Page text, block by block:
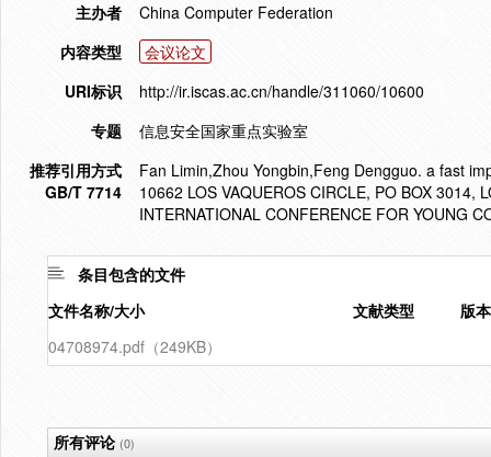
主办者
China Computer Federation
内容类型
会议论文
URI标识
http://ir.iscas.ac.cn/handle/311060/10600
专题
信息安全国家重点实验室
推荐引用方式
GB/T 7714
Fan Limin,Zhou Yongbin,Feng Dengguo. a fast
10662 LOS VAQUEROS CIRCLE, PO BOX 3014,
INTERNATIONAL CONFERENCE FOR YOUNG
条目包含的文件
文件名称/大小
文献类型
版
04708974.pdf（249KB）
所有评论(0)